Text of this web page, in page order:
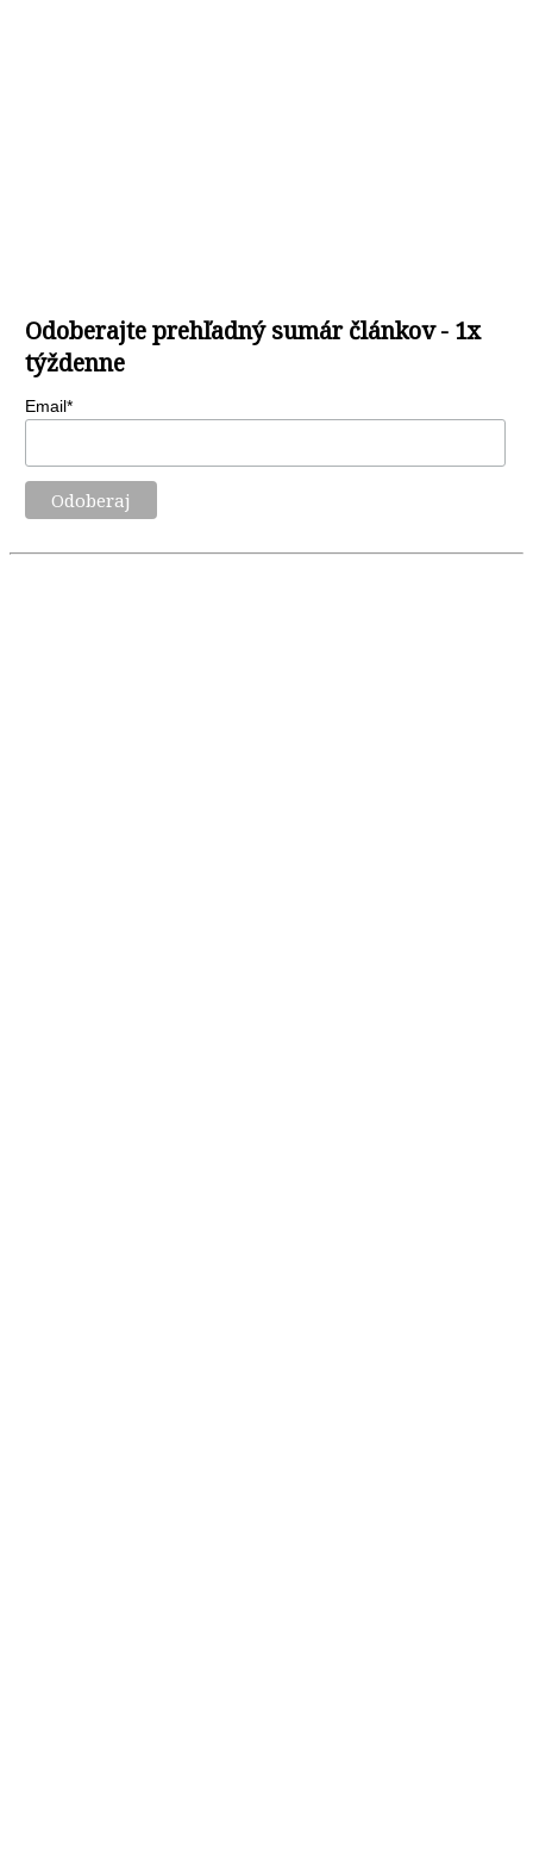
Odoberajte prehľadný sumár článkov - 1x
týždenne
Email*